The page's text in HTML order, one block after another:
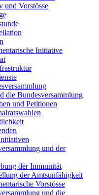
und Vorstösse
Initiative
die Bundesversammlung
und Petitionen
und der
der Immunität
der Amtsunfähigkeit
Vorstösse
und die